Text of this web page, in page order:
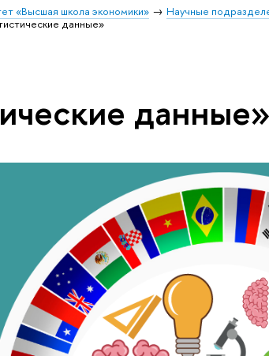
«Высшая школа экономики» Научные
данные»
данные»